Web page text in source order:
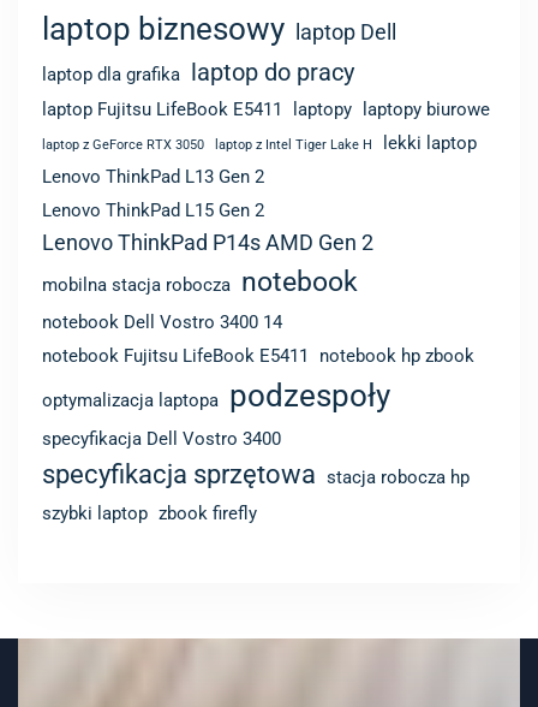
laptop biznesowy laptop Dell
laptop dla grafika laptop do pracy
laptop Fujitsu LifeBook E5411 laptopy laptopy biurowe
laptop z GeForce RTX 3050 laptop z Intel Tiger Lake H
lekki laptop
Lenovo ThinkPad L13 Gen 2
Lenovo ThinkPad L15 Gen 2
Lenovo ThinkPad P14s AMD Gen 2
mobilna stacja robocza notebook
notebook Dell Vostro 3400 14
notebook Fujitsu LifeBook E5411
notebook hp zbook
optymalizacja laptopa podzespoły
specyfikacja Dell Vostro 3400
specyfikacja sprzętowa stacja robocza hp
szybki laptop zbook firefly